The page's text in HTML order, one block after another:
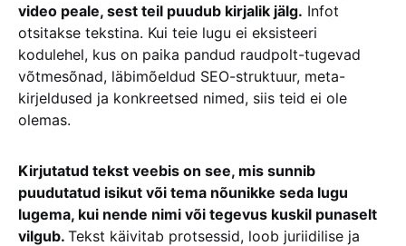
video peale, sest teil puudub kirjalik jälg. Infot
otsitakse tekstina. Kui teie lugu ei eksisteeri
kodulehel, kus on paika pandud raudpolt-tugevad
võtmesõnad, läbimõeldud SEO-struktuur, meta-
kirjeldused ja konkreetsed nimed, siis teid ei ole
olemas.
Kirjutatud tekst veebis on see, mis sunnib
puudutatud isikut või tema nõunikke seda lugu
lugema, kui nende nimi või tegevus kuskil punaselt
vilgub. Tekst käivitab protsessid, loob juriidilise ja